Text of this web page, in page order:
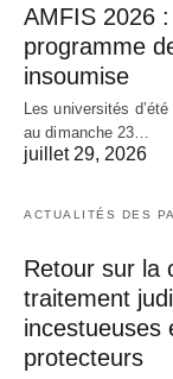
AMFIS 2026
programme
insoumise
Les universités
au dimanche 23…
juillet 29, 2026
ACTUALITÉS DES
Retour sur la
traitement
incestueuses
protecteurs